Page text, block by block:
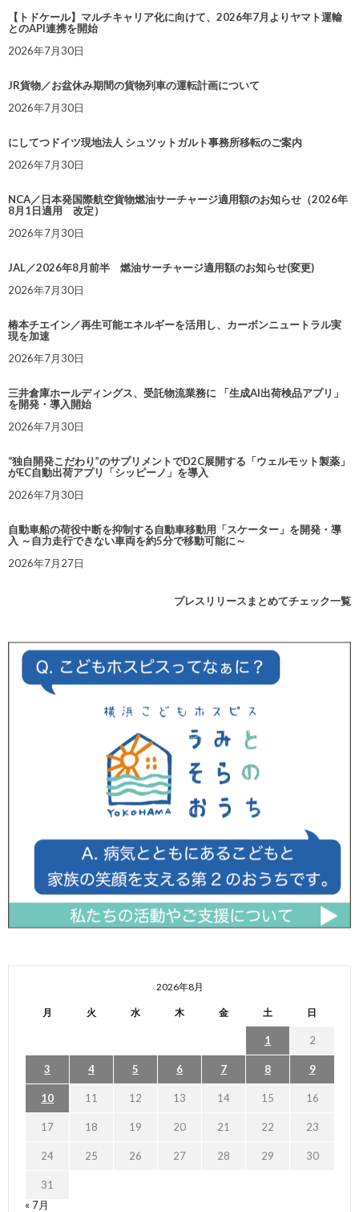
【トドケール】マルチキャリア化に向けて、2026年7月よりヤマト運輸
とのAPI連携を開始
2026年7月30日
JR貨物／お盆休み期間の貨物列車の運転計画について
2026年7月30日
にしてつドイツ現地法人 シュツットガルト事務所移転のご案内
2026年7月30日
NCA／日本発国際航空貨物燃油サーチャージ適用額のお知らせ（2026年
8月1日適用 改定）
2026年7月30日
JAL／2026年8月前半 燃油サーチャージ適用額のお知らせ(変更)
2026年7月30日
椿本チエイン／再生可能エネルギーを活用し、カーボンニュートラル実
現を加速
2026年7月30日
三井倉庫ホールディングス、受託物流業務に 「生成AI出荷検品アプリ」
を開発・導入開始
2026年7月30日
“独自開発こだわり”のサプリメントでD2C展開する「ウェルモット製薬」
がEC自動出荷アプリ「シッピーノ」を導入
2026年7月30日
自動車船の荷役中断を抑制する自動車移動用「スケーター」を開発・導
入 ～自力走行できない車両を約5分で移動可能に～
2026年7月27日
プレスリリースまとめてチェック一覧
2026年8月
月 火 水 木 金 土 日
1 2
3 4 5 6 7 8 9
10 11 12 13 14 15 16
17 18 19 20 21 22 23
24 25 26 27 28 29 30
31
« 7月